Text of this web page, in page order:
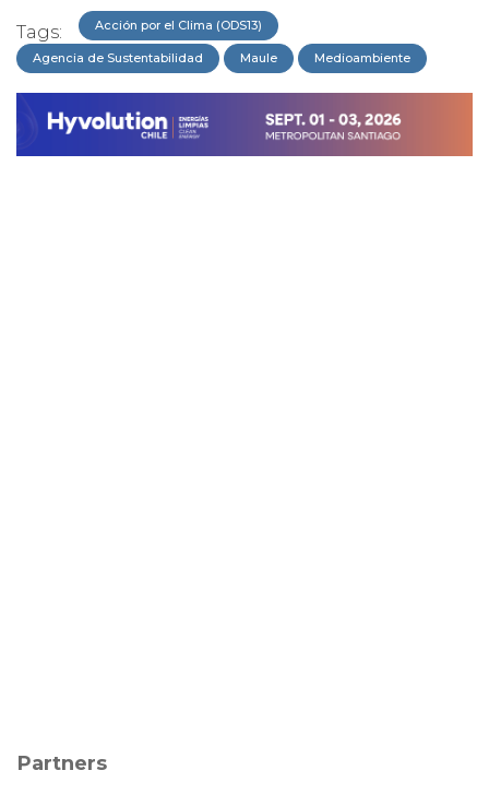
Tags: Acción por el Clima (ODS13)
Agencia de Sustentabilidad Maule Medioambiente
Partners